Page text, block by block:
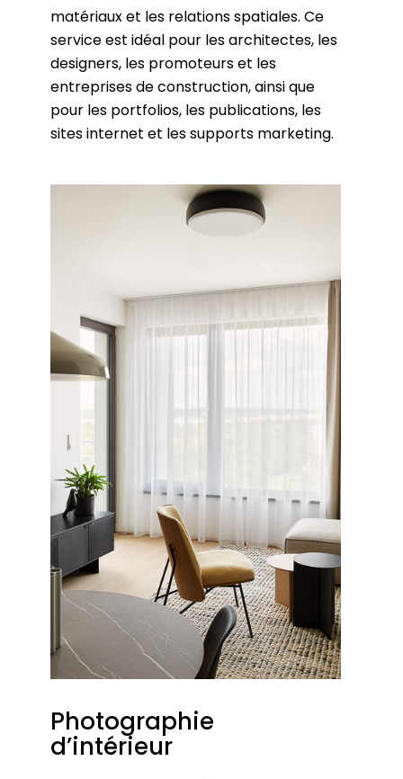
matériaux et les relations spatiales. Ce
service est idéal pour les architectes, les
designers, les promoteurs et les
entreprises de construction, ainsi que
pour les portfolios, les publications, les
sites internet et les supports marketing.
Photographie
d’intérieur